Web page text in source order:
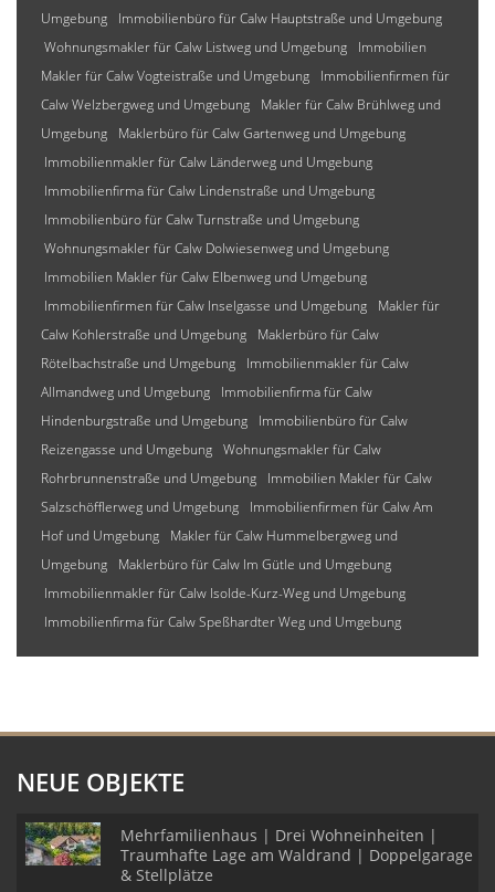
Umgebung
Immobilienbüro für Calw Hauptstraße und Umgebung
Wohnungsmakler für Calw Listweg und Umgebung
Immobilien
Makler für Calw Vogteistraße und Umgebung
Immobilienfirmen für
Calw Welzbergweg und Umgebung
Makler für Calw Brühlweg und
Umgebung
Maklerbüro für Calw Gartenweg und Umgebung
Immobilienmakler für Calw Länderweg und Umgebung
Immobilienfirma für Calw Lindenstraße und Umgebung
Immobilienbüro für Calw Turnstraße und Umgebung
Wohnungsmakler für Calw Dolwiesenweg und Umgebung
Immobilien Makler für Calw Elbenweg und Umgebung
Immobilienfirmen für Calw Inselgasse und Umgebung
Makler für
Calw Kohlerstraße und Umgebung
Maklerbüro für Calw
Rötelbachstraße und Umgebung
Immobilienmakler für Calw
Allmandweg und Umgebung
Immobilienfirma für Calw
Hindenburgstraße und Umgebung
Immobilienbüro für Calw
Reizengasse und Umgebung Wohnungsmakler für Calw
Rohrbrunnenstraße und Umgebung
Immobilien Makler für Calw
Salzschöfflerweg und Umgebung
Immobilienfirmen für Calw Am
Hof und Umgebung
Makler für Calw Hummelbergweg und
Umgebung
Maklerbüro für Calw Im Gütle und Umgebung
Immobilienmakler für Calw Isolde-Kurz-Weg und Umgebung
Immobilienfirma für Calw Speßhardter Weg und Umgebung
NEUE OBJEKTE
Mehrfamilienhaus | Drei Wohneinheiten |
Traumhafte Lage am Waldrand | Doppelgarage
& Stellplätze